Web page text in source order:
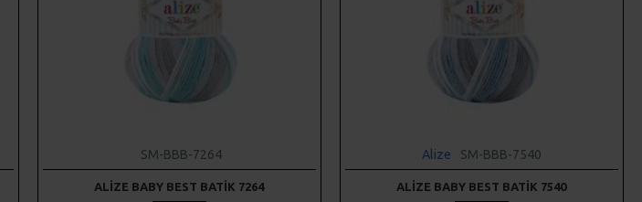
SM-BBB-7264
ALIZE BABY BEST BATIK 7264
Alize SM-BBB-7540
ALIZE BABY BEST BATIK 7540